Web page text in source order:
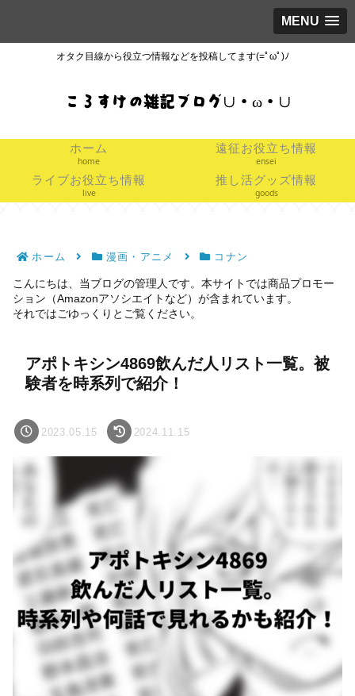
MENU
オタク目線から役立つ情報などを投稿してます(=ﾟωﾟ)ﾉ
ころすけの雑記ブログ∪・ω・∪
ホーム
home
遠征お役立ち情報
ensei
ライブお役立ち情報
live
推し活グッズ情報
goods
ホーム 漫画・アニメ コナン
こんにちは、当ブログの管理人です。本サイトでは商品プロモー
ション（Amazonアソシエイトなど）が含まれています。
それではごゆっくりとご覧ください。
アポトキシン4869飲んだ人リスト一覧。被
験者を時系列で紹介！
2023.05.15 2024.11.15